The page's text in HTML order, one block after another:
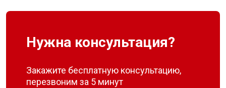
Нужна консультация?
Закажите бесплатную консультацию,
перезвоним за 5 минут